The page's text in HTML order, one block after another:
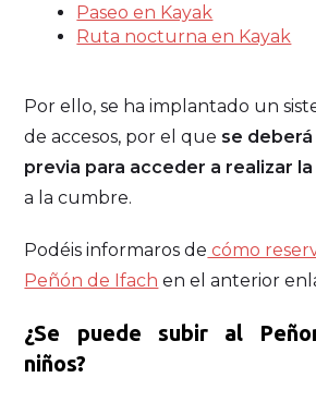
Paseo en Kayak
Ruta nocturna en Kayak
Por ello, se ha implantado un
de accesos, por el que se
previa para acceder a realizar
a la cumbre.
Podéis informaros de cómo
Peñón de Ifach en el anterior
¿Se puede subir al
niños?